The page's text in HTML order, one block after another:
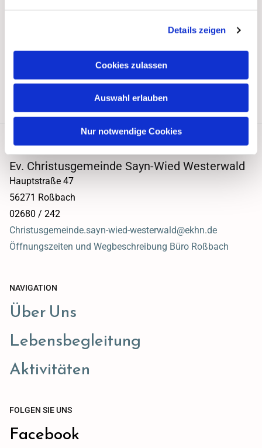
Details zeigen
Cookies zulassen
Auswahl erlauben
Nur notwendige Cookies
Ev. Christusgemeinde Sayn-Wied Westerwald
Hauptstraße 47
56271 Roßbach
02680 / 242
Christusgemeinde.sayn-wied-westerwald@ekhn.de
Öffnungszeiten und Wegbeschreibung Büro Roßbach
NAVIGATION
Über Uns
Lebensbegleitung
Aktivitäten
FOLGEN SIE UNS
Facebook